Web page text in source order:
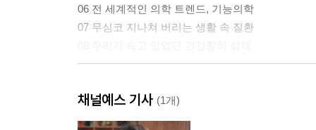
06 전 세계적인 의학 트렌드, 기능의학
07 무심코 지나쳐 버리는 생활 속 질환
01 파워 면역력이란 무엇인가?
02 파워 면역력의 토대, 장내 미생물이 만든다
채널예스 기사 (1개)